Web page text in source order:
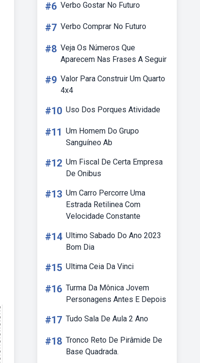
#6 Verbo Gostar No Futuro
#7 Verbo Comprar No Futuro
#8 Veja Os Números Que
Aparecem Nas Frases A Seguir
#9 Valor Para Construir Um Quarto
4x4
#10 Uso Dos Porques Atividade
#11 Um Homem Do Grupo
Sanguíneo Ab
#12 Um Fiscal De Certa Empresa
De Onibus
#13 Um Carro Percorre Uma
Estrada Retilinea Com
Velocidade Constante
#14 Ultimo Sabado Do Ano 2023
Bom Dia
#15 Ultima Ceia Da Vinci
#16 Turma Da Mônica Jovem
Personagens Antes E Depois
#17 Tudo Sala De Aula 2 Ano
#18 Tronco Reto De Pirâmide De
Base Quadrada.